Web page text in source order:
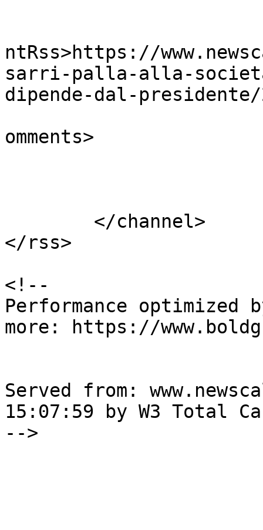
ntRss>https://
sarri-palla-alla-
dipende-dal-presidente/
omments>
</rss>
<!--
Performance optimized
more: https://
Served from:
15:07:59 by W3 Total
-->